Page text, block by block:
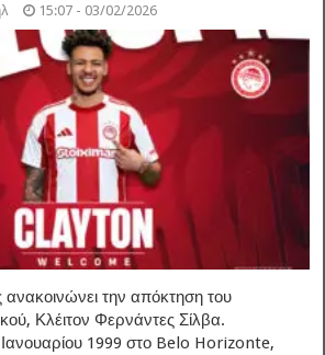
15:07 - 03/02/2026
την απόκτηση του
Κλέιτον Φερνάντες Σίλβα.
Ιανουαρίου 1999 στο Belo Horizonte,